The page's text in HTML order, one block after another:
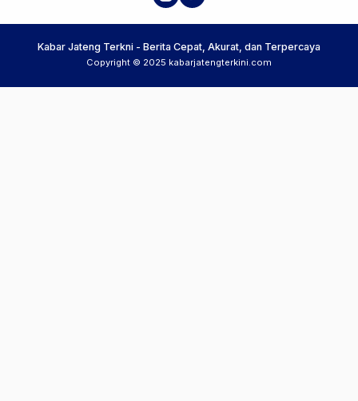
Kabar Jateng Terkni - Berita Cepat, Akurat, dan Terpercaya
Copyright © 2025 kabarjatengterkini.com